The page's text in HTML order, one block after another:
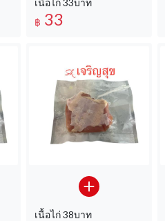
เนื้อไก่ 33บาท
฿ 33
เนื้อไก่ 38บาท